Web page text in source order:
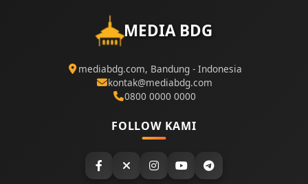
MEDIA BDG
mediabdg.com, Bandung - Indonesia
kontak@mediabdg.com
0800 0000 0000
FOLLOW KAMI